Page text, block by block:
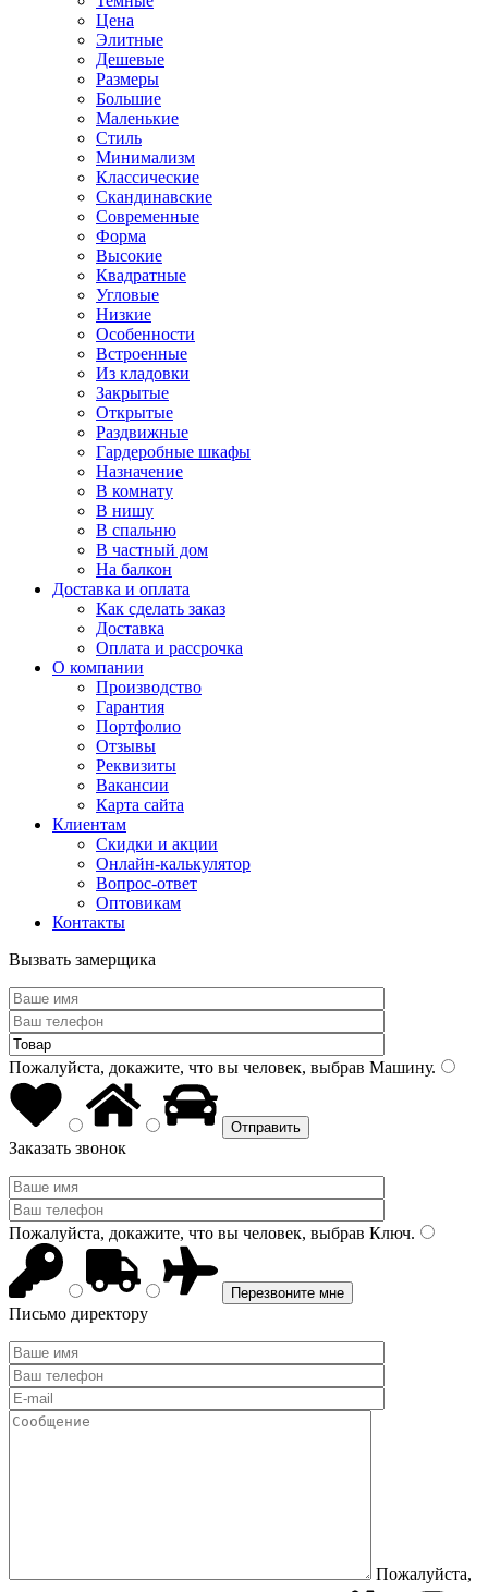
Цена
Элитные
Дешевые
Размеры
Большие
Маленькие
Стиль
Минимализм
Классические
Скандинавские
Современные
Форма
Высокие
Квадратные
Угловые
Низкие
Особенности
Встроенные
Из кладовки
Закрытые
Открытые
Раздвижные
Гардеробные шкафы
Назначение
В комнату
В нишу
В спальню
В частный дом
На балкон
Доставка и оплата
Как сделать заказ
Доставка
Оплата и рассрочка
О компании
Производство
Гарантия
Портфолио
Отзывы
Реквизиты
Вакансии
Карта сайта
Клиентам
Скидки и акции
Онлайн-калькулятор
Вопрос-ответ
Оптовикам
Контакты
Вызвать замерщика
Пожалуйста, докажите, что вы человек, выбрав Машину.
Заказать звонок
Пожалуйста, докажите, что вы человек, выбрав Ключ.
Письмо директору
Пожалуйста,